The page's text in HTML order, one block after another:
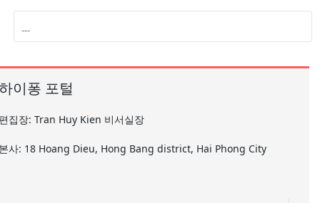
이퐁 포털
집장: Tran Huy Kien 비서실장
사: 18 Hoang Dieu, Hong Bang district, Hai Phong City